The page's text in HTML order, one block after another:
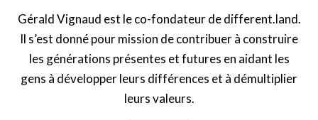
Gérald Vignaud est le co-fondateur de different.land.
Il s’est donné pour mission de contribuer à construire
les générations présentes et futures en aidant les
gens à développer leurs différences et à démultiplier
leurs valeurs.